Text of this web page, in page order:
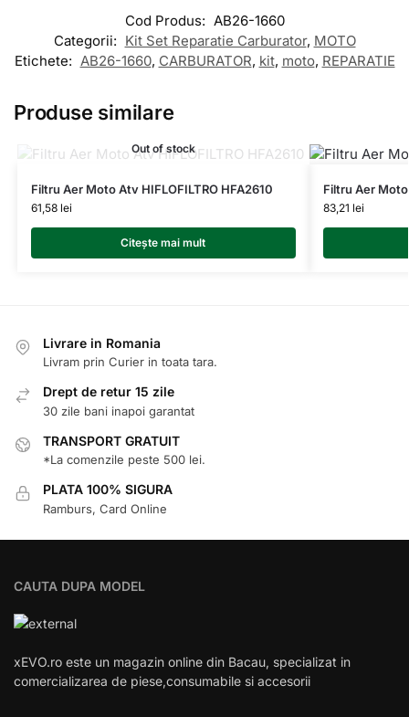
Cod Produs: AB26-1660
Categorii: Kit Set Reparatie Carburator, MOTO
Etichete: AB26-1660, CARBURATOR, kit, moto, REPARATIE
Produse similare
Out of stock
Filtru Aer Moto Atv HIFLOFILTRO HFA2610
61,58 lei
Citește mai mult
Filtru Aer
83,21 lei
Livrare in Romania
Livram prin Curier in toata tara.
Drept de retur 15 zile
30 zile bani inapoi garantat
TRANSPORT GRATUIT
*La comenzile peste 500 lei.
PLATA 100% SIGURA
Ramburs, Card Online
CAUTA DUPA MODEL
xEVO.ro este un magazin online din Bacau, specializat in
comercializarea de piese,consumabile si accesorii